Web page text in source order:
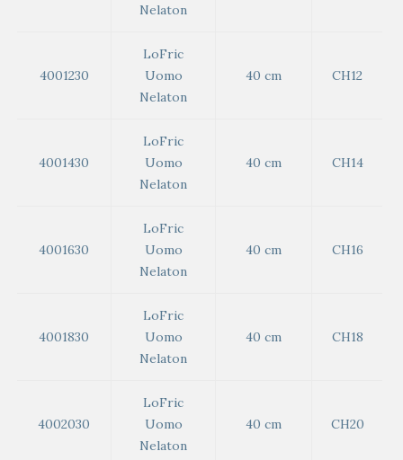
Nelaton
4001230
LoFric
Uomo
Nelaton
40 cm CH12
4001430
LoFric
Uomo
Nelaton
40 cm CH14
4001630
LoFric
Uomo
Nelaton
40 cm CH16
4001830
LoFric
Uomo
Nelaton
40 cm CH18
4002030
LoFric
Uomo
Nelaton
40 cm CH20